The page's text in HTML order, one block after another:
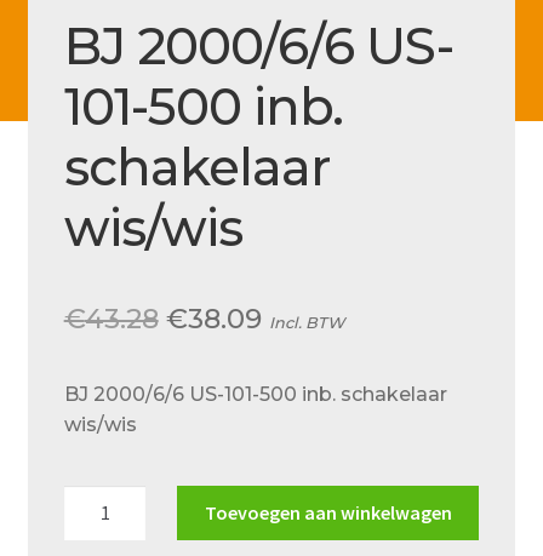
Klantenservice
Betaalmethode
Mijn account
Over ons
Privacy
Retouren – Geschillen – Garantie
Sample Page
BJ 2000/6/6 US-
101-500 inb.
schakelaar
wis/wis
€43.28 Oorspronkelijke
was:
€38.09Huidige
is:
Incl. BTW
BJ 2000/6/6 US-101-500 inb. schakelaar
wis/wis
Toevoegen aan winkelwagen